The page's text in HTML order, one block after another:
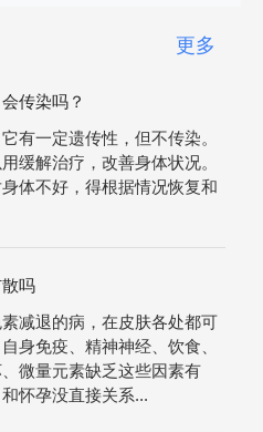
更多
传染吗？
有一定遗传性，但不传染。
缓解治疗，改善身体状况。
体不好，得根据情况恢复和
吗
减退的病，在皮肤各处都可
身免疫、精神神经、饮食、
微量元素缺乏这些因素有
怀孕没直接关系...